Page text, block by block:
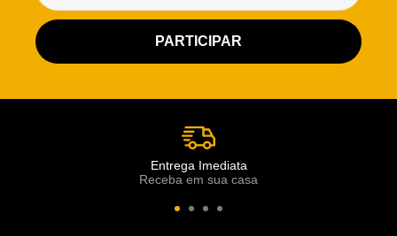
Entrega Imediata
Receba em sua casa
Atendimento Rei de Casa